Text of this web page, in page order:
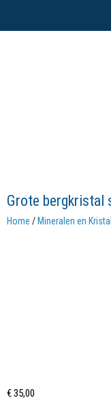
Grote bergkristal
Home / Mineralen en
€35,00